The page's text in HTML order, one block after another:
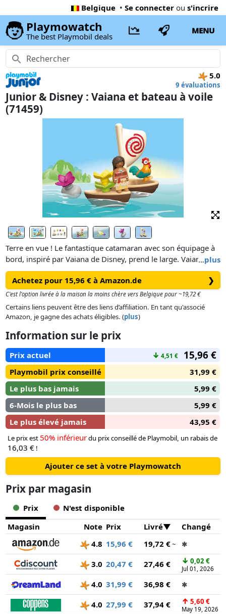
Belgique • Se connecter ou s'incrire
Playmowatch
The best Playmobil deals
MENU
5.0
9 évaluations
Junior & Disney : Vaiana et bateau à voile
(71459)
…plus
Terre en vue ! Le fantastique catamaran avec son équipage à
bord, inspiré par Vaiana de Disney, prend le large. Vaiana et
le coq se lancent dans une passionnante aventure dans les
mers du Sud. Mais qu'est-ce qui flotte là dans l'eau ?
Les fleurs colorées doivent être ramassées et empilées pour
former une tour de fleurs. Avec le pistolet à eau, les fleurs se
transforment en jets d'eau ludiques.
Achetez pour 15,96 € à Amazon.de ❯
C'est l'option livrée à la maison la moins chère vers Belgique pour ~19,72 €
Certains liens peuvent être des liens d’affiliation. En tant qu'associé
Amazon, je gagne des achats éligibles. (plus)
Information sur le prix
Prix actuel ↓ 4,51 € 15,96 €
Playmobil prix conseillé
31,99 €
Le plus bas jamais
5,99 €
6-Mois le plus bas
5,99 €
Le plus élevé jamais
43,95 €
Le prix est 50% inférieurdu prix conseillé de Playmobil, un rabais de
16,03 € !
Ajouter ce set à votre Playmowatch
Prix ​​par magasin
Prix
N'est disponible
Magasin
Note Prix Livré
Changé
4.8 15,96 € 19,72 €~ ✱
3.0 20,47 € 27,46 € ↓ 0,02 €
Jul 01, 2026
4.0 31,99 € 36,98 € ✱
4.0 27,99 € 37,94 € ↑ 5,60 €
May 19, 2026